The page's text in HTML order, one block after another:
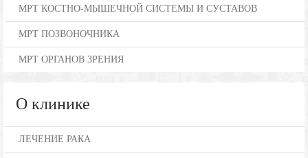
МРТ КОСТНО-МЫШЕЧНОЙ СИСТЕМЫ И СУСТАВОВ
МРТ ПОЗВОНОЧНИКА
МРТ ОРГАНОВ ЗРЕНИЯ
О клинике
ЛЕЧЕНИЕ РАКА